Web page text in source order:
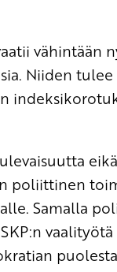
vähintään
Niiden
poliittinen
Samalla